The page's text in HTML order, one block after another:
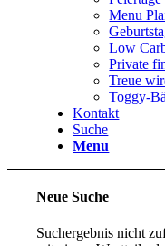
Menu
Low
Private
Treue
Toggy-
Kontakt
Suche
Menu
Neue Suche
Suchergebnis nicht